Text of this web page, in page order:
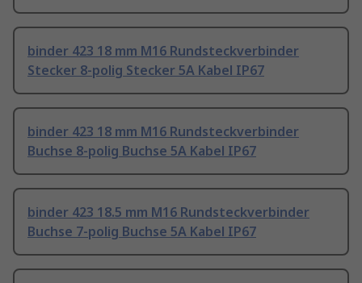
binder 423 18 mm M16 Rundsteckverbinder
Stecker 8-polig Stecker 5A Kabel IP67
binder 423 18 mm M16 Rundsteckverbinder
Buchse 8-polig Buchse 5A Kabel IP67
binder 423 18.5 mm M16 Rundsteckverbinder
Buchse 7-polig Buchse 5A Kabel IP67